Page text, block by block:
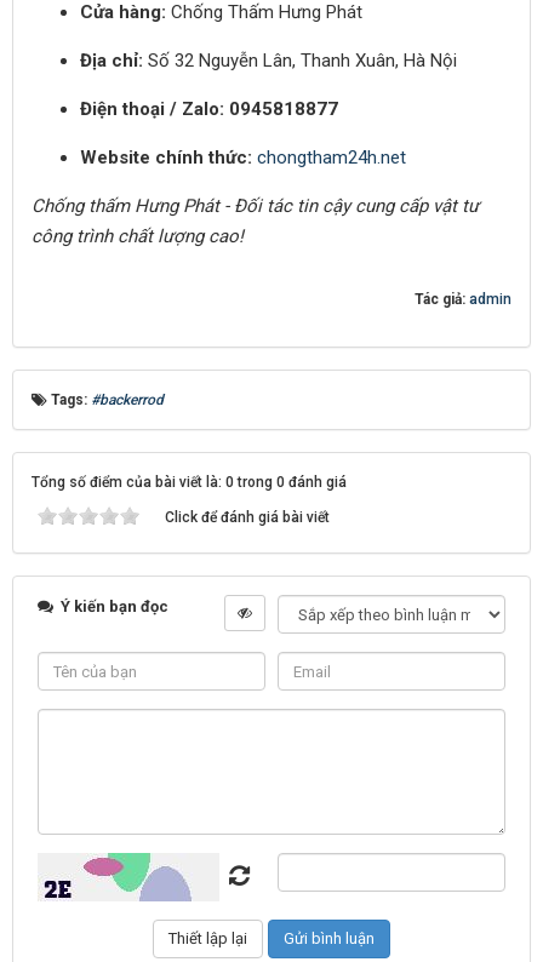
Cửa hàng: Chống Thấm Hưng Phát
Địa chỉ: Số 32 Nguyễn Lân, Thanh Xuân, Hà Nội
Điện thoại / Zalo: 0945818877
Website chính thức: chongtham24h.net
Chống thấm Hưng Phát - Đối tác tin cậy cung cấp vật tư
công trình chất lượng cao!
Tác giả: admin
Tags: #backerrod
Tổng số điểm của bài viết là: 0 trong 0 đánh giá
Click để đánh giá bài viết
Ý kiến bạn đọc